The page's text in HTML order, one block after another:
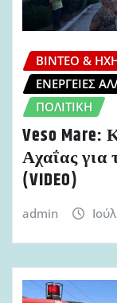
ΒΊΝΤΕΟ &
ΕΝΈΡΓΕΙΕΣ
ΠΟΛΙΤΙΚΉ
Veso Mare:
Αχαΐας για
(VIDEO)
admin